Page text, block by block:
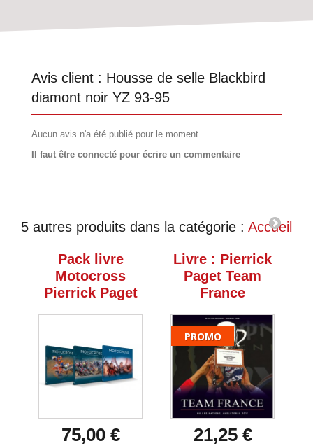
Avis client : Housse de selle Blackbird
diamont noir YZ 93-95
Aucun avis n'a été publié pour le moment.
Il faut être connecté pour écrire un commentaire
5 autres produits dans la catégorie : Accueil
Pack livre
Motocross
Pierrick Paget
75,00 €
Livre : Pierrick
Paget Team
France
PROMO
21,25 €